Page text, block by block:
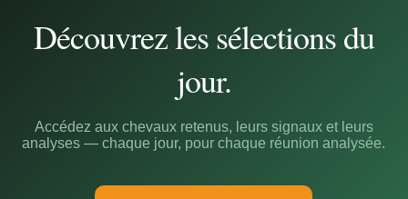
Découvrez les sélections du
jour.
Accédez aux chevaux retenus, leurs signaux et leurs
analyses — chaque jour, pour chaque réunion analysée.